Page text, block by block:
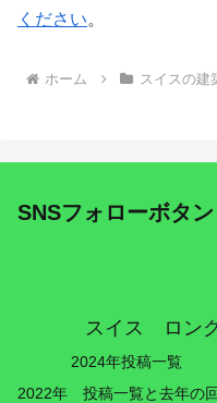
ください。
ホーム スイスの建
SNSフォローボタン
スイス ロン
2024年投稿一覧
2022年 投稿一覧と去年の